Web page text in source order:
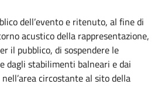
dell’evento e ritenuto, al fine di
acustico della rappresentazione,
il pubblico, di sospendere le
dagli stabilimenti balneari e dai
circostante al sito della